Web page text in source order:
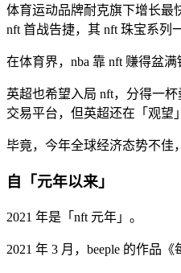
体育运动品牌耐克旗下增长最
nft 首战告捷，其 nft 珠宝系列
在体育界，nba 靠 nft 赚得盆
英超也希望入局 nft，分得一
交易平台，但英超还在「观望
毕竟，今年全球经济态势不佳
自「元年以来」
2021 年是「nft 元年」。
2021 年 3 月，beeple 的作品